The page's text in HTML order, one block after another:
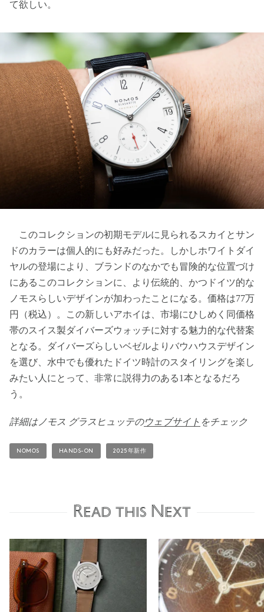
て欲しい。
このコレクションの初期モデルに見られるスカイとサン
ドのカラーは個人的にも好みだった。しかしホワイトダイ
ヤルの登場により、ブランドのなかでも冒険的な位置づけ
にあるこのコレクションに、より伝統的、かつドイツ的な
ノモスらしいデザインが加わったことになる。価格は77万
円（税込）。この新しいアホイは、市場にひしめく同価格
帯のスイス製ダイバーズウォッチに対する魅力的な代替案
となる。ダイバーズらしいベゼルよりバウハウスデザイン
を選び、水中でも優れたドイツ時計のスタイリングを楽し
みたい人にとって、非常に説得力のある1本となるだろ
う。
詳細はノモス グラスヒュッテのウェブサイト をチェック
NOMOS HANDS-ON 2025年新作
Read this Next